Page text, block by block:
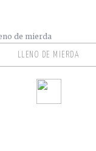
LLENO DE MIERDA